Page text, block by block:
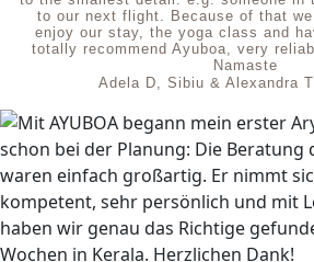
to our next flight. Because of that
enjoy our stay, the yoga class and
totally recommend Ayuboa, very
Namaste
Adela D, Sibiu & Alexandra